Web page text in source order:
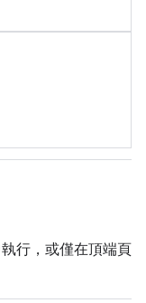
行，或僅在頂端頁